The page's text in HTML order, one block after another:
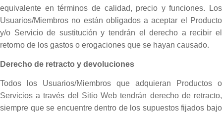
equivalente en términos de calidad, precio y funciones. Los
Usuarios/Miembros no están obligados a aceptar el Producto
y/o Servicio de sustitución y tendrán el derecho a recibir el
retorno de los gastos o erogaciones que se hayan causado.
Derecho de retracto y devoluciones
Todos los Usuarios/Miembros que adquieran Productos o
Servicios a través del Sitio Web tendrán derecho de retracto,
siempre que se encuentre dentro de los supuestos fijados bajo